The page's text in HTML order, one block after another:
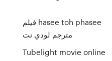
فيلم hasee toh phasee
مترجم لودي نت
Tubelight movie online